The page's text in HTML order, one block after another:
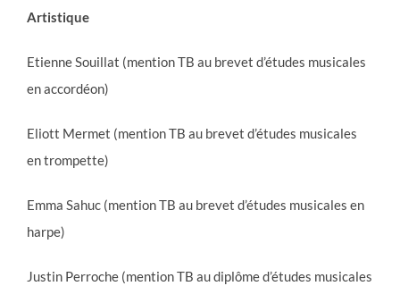
Artistique
Etienne Souillat (mention TB au brevet d’études musicales
en accordéon)
Eliott Mermet (mention TB au brevet d’études musicales
en trompette)
Emma Sahuc (mention TB au brevet d’études musicales en
harpe)
Justin Perroche (mention TB au diplôme d’études musicales